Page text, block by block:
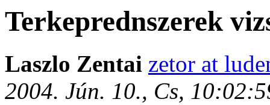
Terkeprednszerek
Laszlo Zentai zetor at
2004. Jún. 10., Cs,